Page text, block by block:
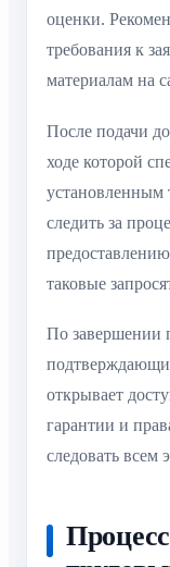
оценки.
требования к
материалам на
После подачи
ходе которой
установленным
следить за
таковые
По завершении
открывает
гарантии и
следовать всем